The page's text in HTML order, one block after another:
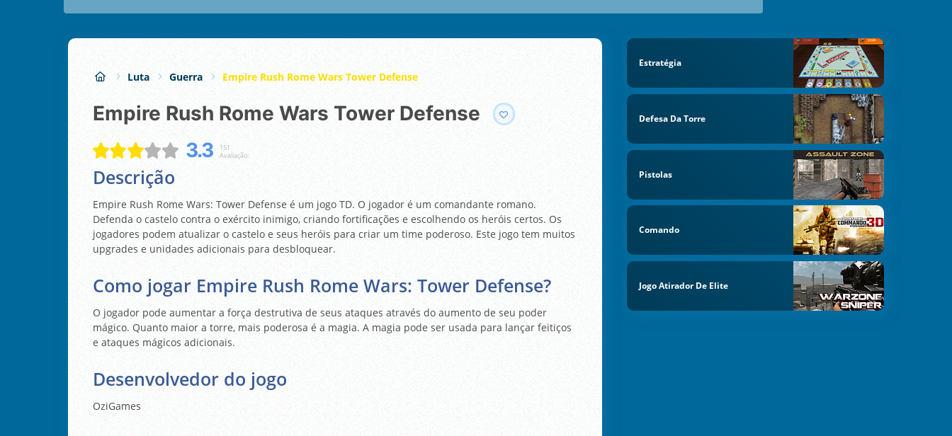
Luta Guerra Empire Rush Rome Wars Tower Defense
Empire Rush Rome Wars Tower Defense
3.3
151
Avaliação:
Descrição
Empire Rush Rome Wars: Tower Defense é um jogo TD. O jogador é um comandante romano.
Defenda o castelo contra o exército inimigo, criando fortificações e escolhendo os heróis certos. Os
jogadores podem atualizar o castelo e seus heróis para criar um time poderoso. Este jogo tem muitos
upgrades e unidades adicionais para desbloquear.
Como jogar Empire Rush Rome Wars: Tower Defense?
O jogador pode aumentar a força destrutiva de seus ataques através do aumento de seu poder
mágico. Quanto maior a torre, mais poderosa é a magia. A magia pode ser usada para lançar feitiços
e ataques mágicos adicionais.
Desenvolvedor do jogo
OziGames
Estratégia
Defesa Da Torre
Pistolas
Comando
Jogo Atirador De Elite